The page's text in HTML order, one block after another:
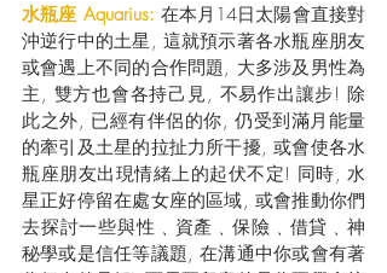
水瓶座 Aquarius: 在本月14日太陽會直接對
沖逆行中的土星, 這就預示著各水瓶座朋友
或會遇上不同的合作問題, 大多涉及男性為
主, 雙方也會各持己見, 不易作出讓步! 除
此之外, 已經有伴侶的你, 仍受到滿月能量
的牽引及土星的拉扯力所干擾, 或會使各水
瓶座朋友出現情緒上的起伏不定! 同時, 水
星正好停留在處女座的區域, 或會推動你們
去探討一些與性﹑資產﹑保險﹑借貸﹑神
秘學或是信任等議題, 在溝通中你或會有著